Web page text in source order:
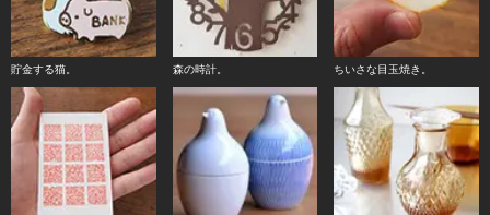
貯金する猫。 森の時計。 ちいさな目玉焼き。